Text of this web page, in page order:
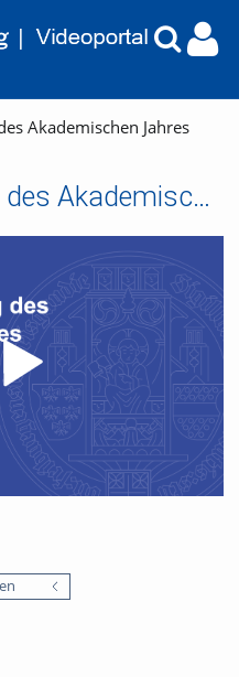
Akademischen Jahres
Feierliche Eröffnung des Akademischen Jahres 2025/26 - Die Preisverleihung